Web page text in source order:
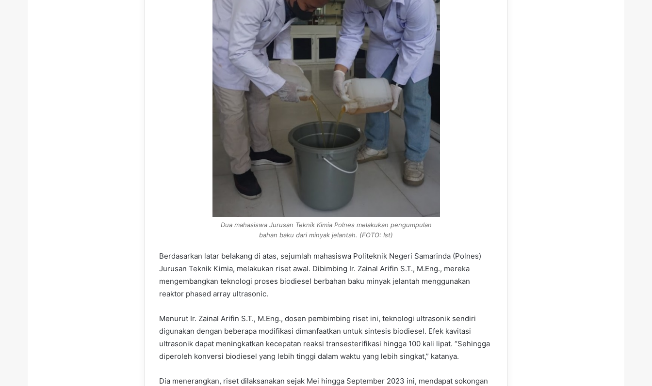
Dua mahasiswa Jurusan Teknik Kimia Polnes melakukan pengumpulan
bahan baku dari minyak jelantah. (FOTO: Ist)
Berdasarkan latar belakang di atas, sejumlah mahasiswa Politeknik Negeri Samarinda (Polnes)
Jurusan Teknik Kimia, melakukan riset awal. Dibimbing Ir. Zainal Arifin S.T., M.Eng., mereka
mengembangkan teknologi proses biodiesel berbahan baku minyak jelantah menggunakan
reaktor phased array ultrasonic.
Menurut Ir. Zainal Arifin S.T., M.Eng., dosen pembimbing riset ini, teknologi ultrasonik sendiri
digunakan dengan beberapa modifikasi dimanfaatkan untuk sintesis biodiesel. Efek kavitasi
ultrasonik dapat meningkatkan kecepatan reaksi transesterifikasi hingga 100 kali lipat. “Sehingga
diperoleh konversi biodiesel yang lebih tinggi dalam waktu yang lebih singkat,” katanya.
Dia menerangkan, riset dilaksanakan sejak Mei hingga September 2023 ini, mendapat sokongan